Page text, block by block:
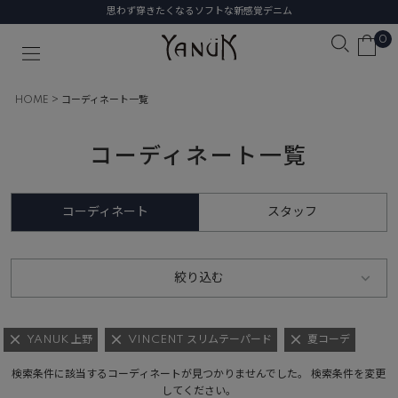
思わず穿きたくなるソフトな新感覚デニム
0
HOME コーディネート一覧
コーディネート一覧
コーディネート スタッフ
絞り込む
YANUK 上野 VINCENT スリムテーパード 夏コーデ
検索条件に該当するコーディネートが見つかりませんでした。 検索条件を変更
してください。